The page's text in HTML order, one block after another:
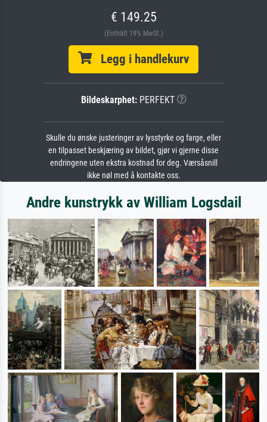
€ 149.25
(Enthält 19% MwSt.)
Legg i handlekurv
Bildeskarphet:PERFEKT
Skulle du ønske justeringer av lysstyrke og farge, eller
en tilpasset beskjæring av bildet, gjør vi gjerne disse
endringene uten ekstra kostnad for deg. Værsåsnill
ikke nøl med å kontakte oss.
Andre kunstrykk av William Logsdail